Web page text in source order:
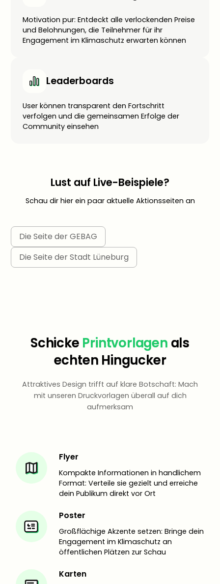
Motivation pur: Entdeckt alle verlockenden Preise
und Belohnungen, die Teilnehmer für ihr
Engagement im Klimaschutz erwarten können
Leaderboards
User können transparent den Fortschritt
verfolgen und die gemeinsamen Erfolge der
Community einsehen
Lust auf Live-Beispiele?
Schau dir hier ein paar aktuelle Aktionsseiten an
Die Seite der GEBAG
Die Seite der Stadt Lüneburg
Schicke Printvorlagen als
echten Hingucker
Attraktives Design trifft auf klare Botschaft: Mach
mit unseren Druckvorlagen überall auf dich
aufmerksam
Flyer
Kompakte Informationen in handlichem
Format: Verteile sie gezielt und erreiche
dein Publikum direkt vor Ort
Poster
Großflächige Akzente setzen: Bringe dein
Engagement im Klimaschutz an
öffentlichen Plätzen zur Schau
Karten